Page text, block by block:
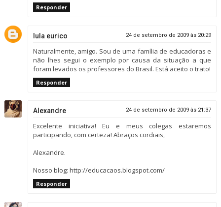
Responder
lula eurico 24 de setembro de 2009 às 20:29
Naturalmente, amigo. Sou de uma família de educadoras e
não lhes segui o exemplo por causa da situação a que
foram levados os professores do Brasil. Está aceito o trato!
Responder
Alexandre 24 de setembro de 2009 às 21:37
Excelente iniciativa! Eu e meus colegas estaremos
participando, com certeza! Abraços cordiais,
Alexandre.
Nosso blog: http://educacaos.blogspot.com/
Responder